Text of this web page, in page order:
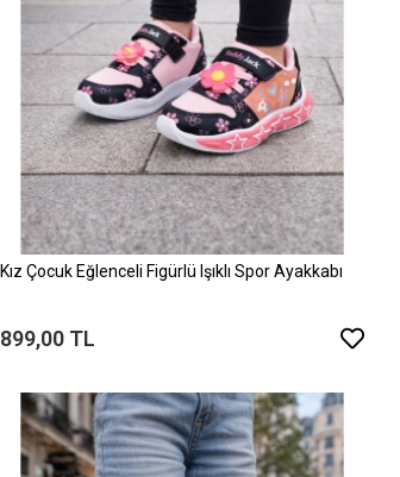
Kız Çocuk Eğlenceli Figürlü Işıklı Spor Ayakkabı
899,00 TL